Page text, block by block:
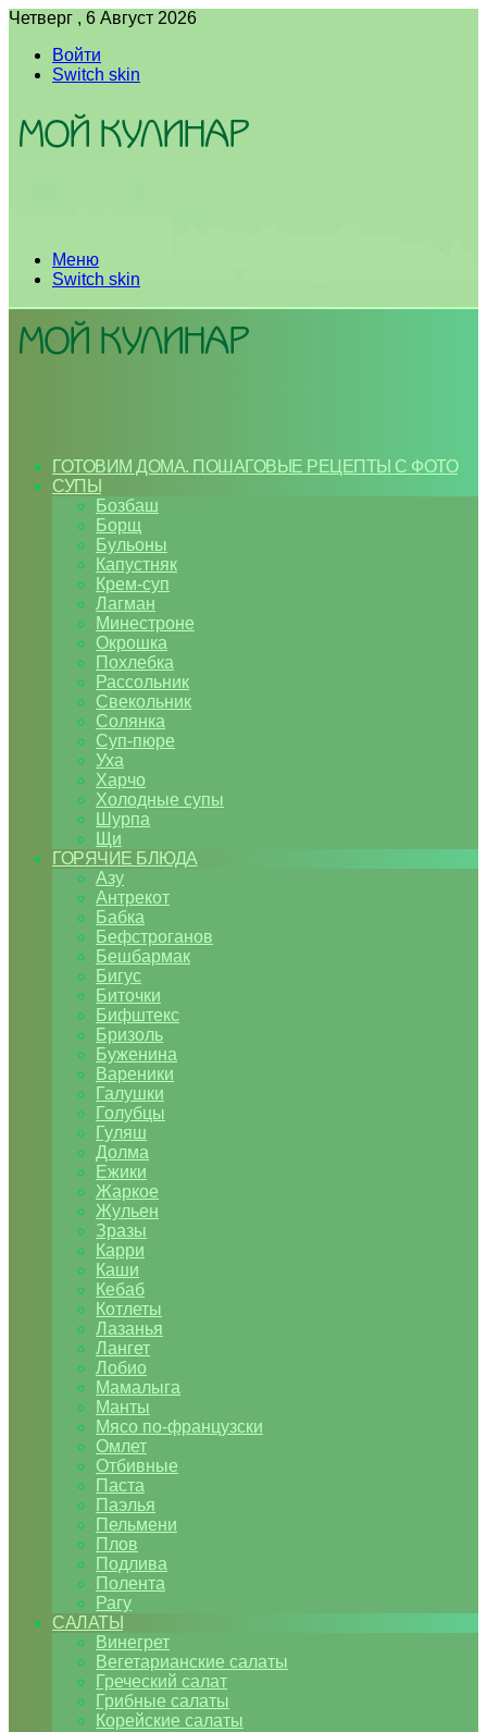
Четверг , 6 Август 2026
Войти
Switch skin
Меню
Switch skin
ГОТОВИМ ДОМА. ПОШАГОВЫЕ РЕЦЕПТЫ С ФОТО
СУПЫ
Бозбаш
Борщ
Бульоны
Капустняк
Крем-суп
Лагман
Минестроне
Окрошка
Похлебка
Рассольник
Свекольник
Солянка
Суп-пюре
Уха
Харчо
Холодные супы
Шурпа
Щи
ГОРЯЧИЕ БЛЮДА
Азу
Антрекот
Бабка
Бефстроганов
Бешбармак
Бигус
Биточки
Бифштекс
Бризоль
Буженина
Вареники
Галушки
Голубцы
Гуляш
Долма
Ежики
Жаркое
Жульен
Зразы
Карри
Каши
Кебаб
Котлеты
Лазанья
Лангет
Лобио
Мамалыга
Манты
Мясо по-французски
Омлет
Отбивные
Паста
Паэлья
Пельмени
Плов
Подлива
Полента
Рагу
САЛАТЫ
Винегрет
Вегетарианские салаты
Греческий салат
Грибные салаты
Корейские салаты